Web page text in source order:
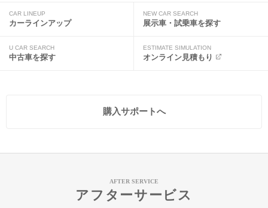
CAR LINEUP
カーラインアップ
NEW CAR SEARCH
展示車・試乗車を探す
U CAR SEARCH
中古車を探す
ESTIMATE SIMULATION
オンライン見積もり
購入サポートへ
AFTER SERVICE
アフターサービス